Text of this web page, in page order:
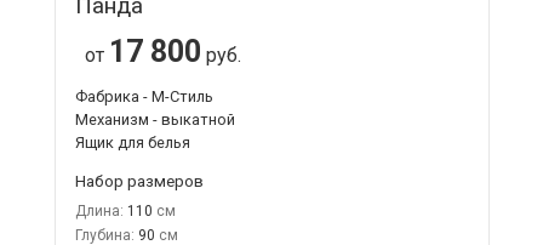
от 17 800 руб.
Фабрика - М-Стиль
Механизм - выкатной
Ящик для белья
Набор размеров
Длина: 110
Глубина: 90